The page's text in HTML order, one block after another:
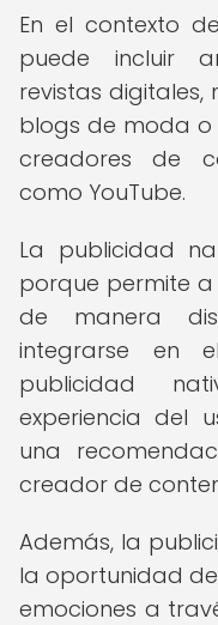
En el contexto
puede incluir
revistas digitales,
blogs de moda o
creadores de
como YouTube.
La publicidad
porque permite
de manera
integrarse en
publicidad
experiencia del
una
creador de
Además, la
la oportunidad
emociones a